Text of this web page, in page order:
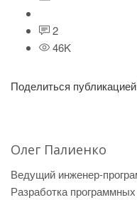
2
46K
Поделиться
Олег Палиенко
Ведущий инженер-
Разработка